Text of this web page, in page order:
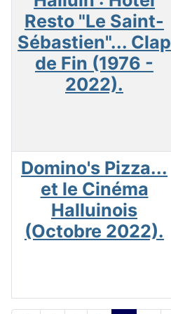
Articles
Resto "Le Saint-
Sébastien"... Clap
de Fin (1976 -
2022).
Domino's Pizza...
et le Cinéma
Halluinois
(Octobre 2022).